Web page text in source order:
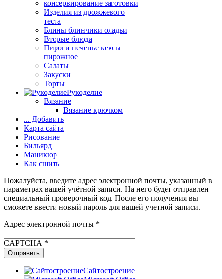
консервирование заготовки
Изделия из дрожжевого
теста
Блины блинчики оладьи
Вторые блюда
Пироги печенье кексы
пирожное
Салаты
Закуски
Торты
Рукоделие
Вязание
Вязание крючком
... Добавить
Карта сайта
Рисование
Бильярд
Маникюр
Как сшить
Пожалуйста, введите адрес электронной почты, указанный в
параметрах вашей учётной записи. На него будет отправлен
специальный проверочный код. После его получения вы
сможете ввести новый пароль для вашей учетной записи.
Адрес электронной почты *
CAPTCHA *
Отправить
Сайтостроение